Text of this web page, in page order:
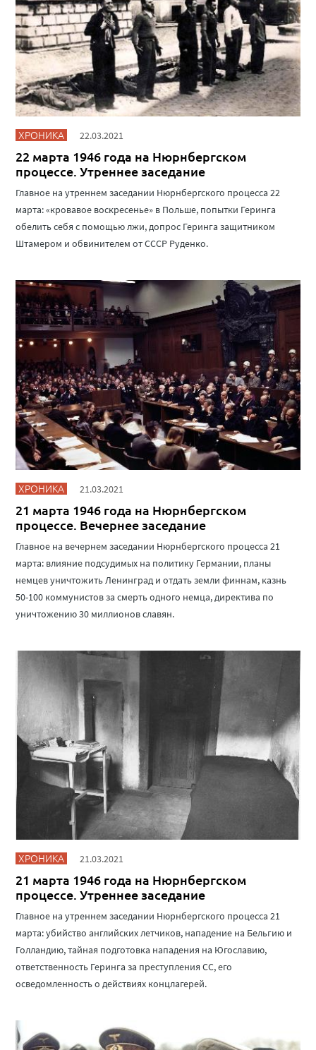
ХРОНИКА 22.03.2021
22 марта 1946 года на Нюрнбергском
процессе. Утреннее заседание
Главное на утреннем заседании Нюрнбергского процесса 22
марта: «кровавое воскресенье» в Польше, попытки Геринга
обелить себя с помощью лжи, допрос Геринга защитником
Штамером и обвинителем от СССР Руденко.
ХРОНИКА 21.03.2021
21 марта 1946 года на Нюрнбергском
процессе. Вечернее заседание
Главное на вечернем заседании Нюрнбергского процесса 21
марта: влияние подсудимых на политику Германии, планы
немцев уничтожить Ленинград и отдать земли финнам, казнь
50-100 коммунистов за смерть одного немца, директива по
уничтожению 30 миллионов славян.
ХРОНИКА 21.03.2021
21 марта 1946 года на Нюрнбергском
процессе. Утреннее заседание
Главное на утреннем заседании Нюрнбергского процесса 21
марта: убийство английских летчиков, нападение на Бельгию и
Голландию, тайная подготовка нападения на Югославию,
ответственность Геринга за преступления СС, его
осведомленность о действиях концлагерей.